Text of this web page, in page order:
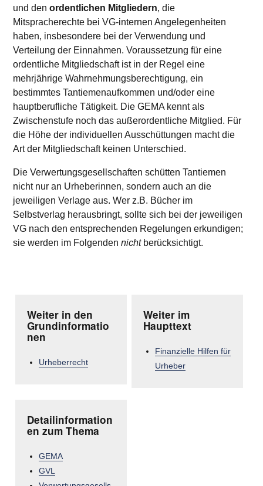
und denordentlichen Mitgliedern, die
Mitspracherechte bei VG-internen Angelegenheiten
haben, insbesondere bei der Verwendung und
Verteilung der Einnahmen. Voraussetzung für eine
ordentliche Mitgliedschaft ist in der Regel eine
mehrjährige Wahrnehmungsberechtigung, ein
bestimmtes Tantiemenaufkommen und/oder eine
hauptberufliche Tätigkeit. Die GEMA kennt als
Zwischenstufe noch das außerordentliche Mitglied. Für
die Höhe der individuellen Ausschüttungen macht die
Art der Mitgliedschaft keinen Unterschied.
Die Verwertungsgesellschaften schütten Tantiemen
nicht nur an Urheberinnen, sondern auch an die
jeweiligen Verlage aus. Wer z.B. Bücher im
Selbstverlag herausbringt, sollte sich bei der jeweiligen
VG nach den entsprechenden Regelungen erkundigen;
sie werden im Folgendennichtberücksichtigt.
Weiter in den
Grundinformatio
nen
Urheberrecht
Weiter im
Haupttext
Finanzielle Hilfen für
Urheber
Detailinformation
en zum Thema
GEMA
GVL